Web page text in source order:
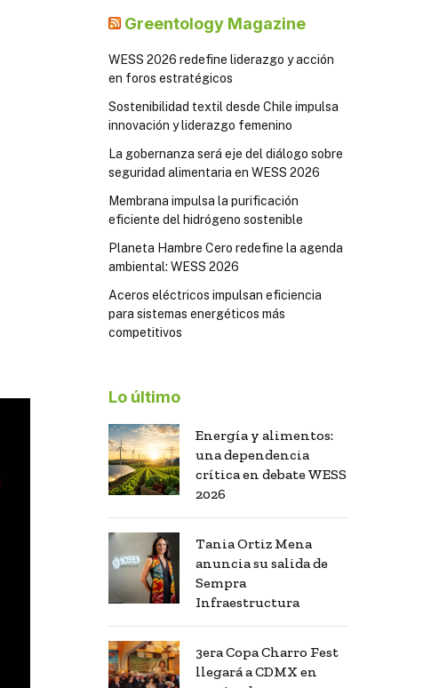
Greentology Magazine
WESS 2026 redefine liderazgo y acción
en foros estratégicos
Sostenibilidad textil desde Chile impulsa
innovación y liderazgo femenino
La gobernanza será eje del diálogo sobre
seguridad alimentaria en WESS 2026
Membrana impulsa la purificación
eficiente del hidrógeno sostenible
Planeta Hambre Cero redefine la agenda
ambiental: WESS 2026
Aceros eléctricos impulsan eficiencia
para sistemas energéticos más
competitivos
Lo último
Energía y alimentos:
una dependencia
crítica en debate WESS
2026
Tania Ortiz Mena
anuncia su salida de
Sempra
Infraestructura
3era Copa Charro Fest
llegará a CDMX en